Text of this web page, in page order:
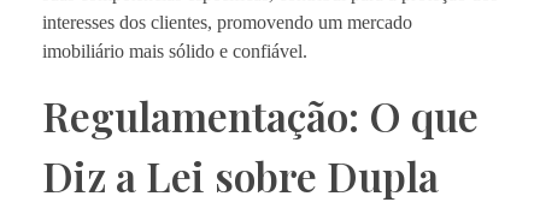
interesses dos clientes, promovendo um mercado
imobiliário mais sólido e confiável.
Regulamentação: O que
Diz a Lei sobre Dupla